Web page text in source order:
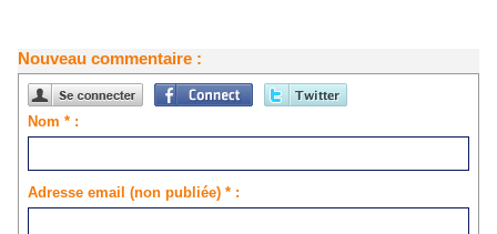
Nouveau commentaire :
Nom * :
Adresse email (non publiée) * :